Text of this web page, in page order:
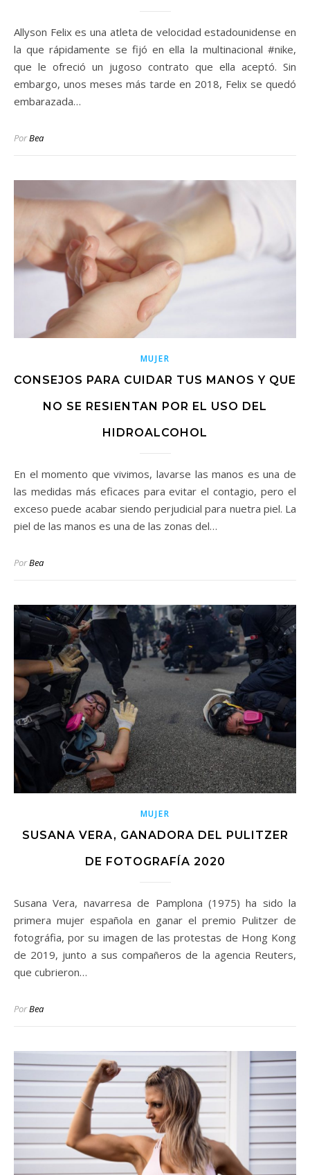
Allyson Felix es una atleta de velocidad estadounidense en
la que rápidamente se fijó en ella la multinacional #nike,
que le ofreció un jugoso contrato que ella aceptó. Sin
embargo, unos meses más tarde en 2018, Felix se quedó
embarazada…
PorBea
MUJER
CONSEJOS PARA CUIDAR TUS MANOS Y QUE
NO SE RESIENTAN POR EL USO DEL
HIDROALCOHOL
En el momento que vivimos, lavarse las manos es una de
las medidas más eficaces para evitar el contagio, pero el
exceso puede acabar siendo perjudicial para nuetra piel. La
piel de las manos es una de las zonas del…
PorBea
MUJER
SUSANA VERA, GANADORA DEL PULITZER
DE FOTOGRAFÍA 2020
Susana Vera, navarresa de Pamplona (1975) ha sido la
primera mujer española en ganar el premio Pulitzer de
fotográfia, por su imagen de las protestas de Hong Kong
de 2019, junto a sus compañeros de la agencia Reuters,
que cubrieron…
PorBea